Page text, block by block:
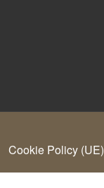
Cookie Policy (UE)